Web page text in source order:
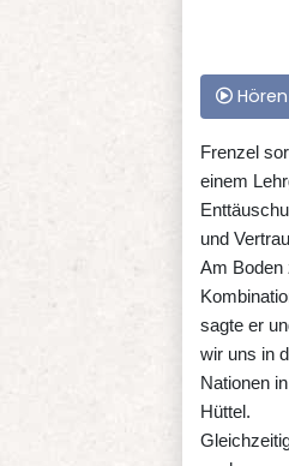
Hören
Frenzel
einem
und
Am Boden
sagte er
wir uns in
Nationen
Hüttel.